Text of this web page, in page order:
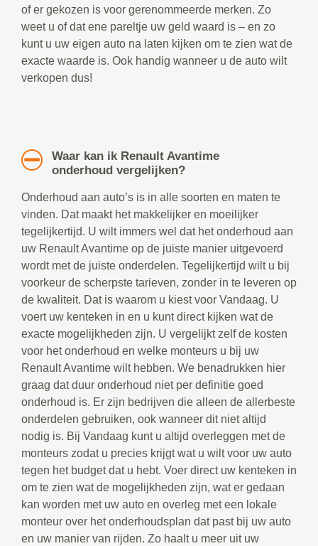
of er gekozen is voor gerenommeerde merken. Zo
weet u of dat ene pareltje uw geld waard is – en zo
kunt u uw eigen auto na laten kijken om te zien wat de
exacte waarde is. Ook handig wanneer u de auto wilt
verkopen dus!
Waar kan ik Renault Avantime
onderhoud vergelijken?
Onderhoud aan auto’s is in alle soorten en maten te
vinden. Dat maakt het makkelijker en moeilijker
tegelijkertijd. U wilt immers wel dat het onderhoud aan
uw Renault Avantime op de juiste manier uitgevoerd
wordt met de juiste onderdelen. Tegelijkertijd wilt u bij
voorkeur de scherpste tarieven, zonder in te leveren op
de kwaliteit. Dat is waarom u kiest voor Vandaag. U
voert uw kenteken in en u kunt direct kijken wat de
exacte mogelijkheden zijn. U vergelijkt zelf de kosten
voor het onderhoud en welke monteurs u bij uw
Renault Avantime wilt hebben. We benadrukken hier
graag dat duur onderhoud niet per definitie goed
onderhoud is. Er zijn bedrijven die alleen de allerbeste
onderdelen gebruiken, ook wanneer dit niet altijd
nodig is. Bij Vandaag kunt u altijd overleggen met de
monteurs zodat u precies krijgt wat u wilt voor uw auto
tegen het budget dat u hebt. Voer direct uw kenteken in
om te zien wat de mogelijkheden zijn, wat er gedaan
kan worden met uw auto en overleg met een lokale
monteur over het onderhoudsplan dat past bij uw auto
en uw manier van rijden. Zo haalt u meer uit uw